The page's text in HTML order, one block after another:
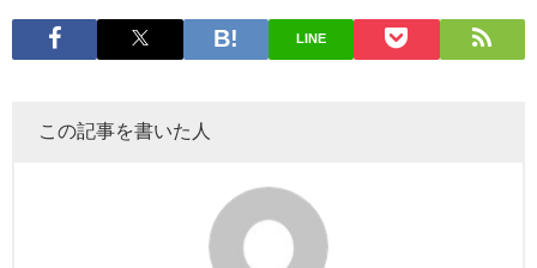
LINE
この記事を書いた人